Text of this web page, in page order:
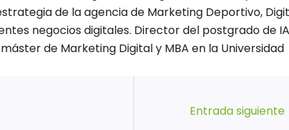
de la agencia de Marketing Deportivo,
negocios digitales. Director del postgrado de IA
de Marketing Digital y MBA en la Universidad
Entrada siguiente